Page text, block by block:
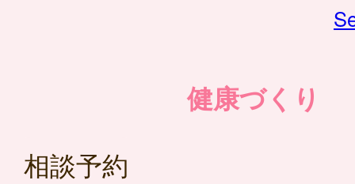
健康づくり
相談予約